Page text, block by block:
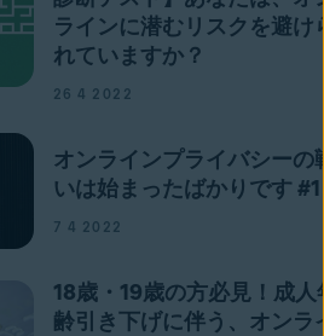
ラインに潜むリスクを避け
れていますか？
26 4 2022
オンラインプライバシーの
いは始まったばかりです #1
7 4 2022
18歳・19歳の方必見！成人
齢引き下げに伴う、オンラ